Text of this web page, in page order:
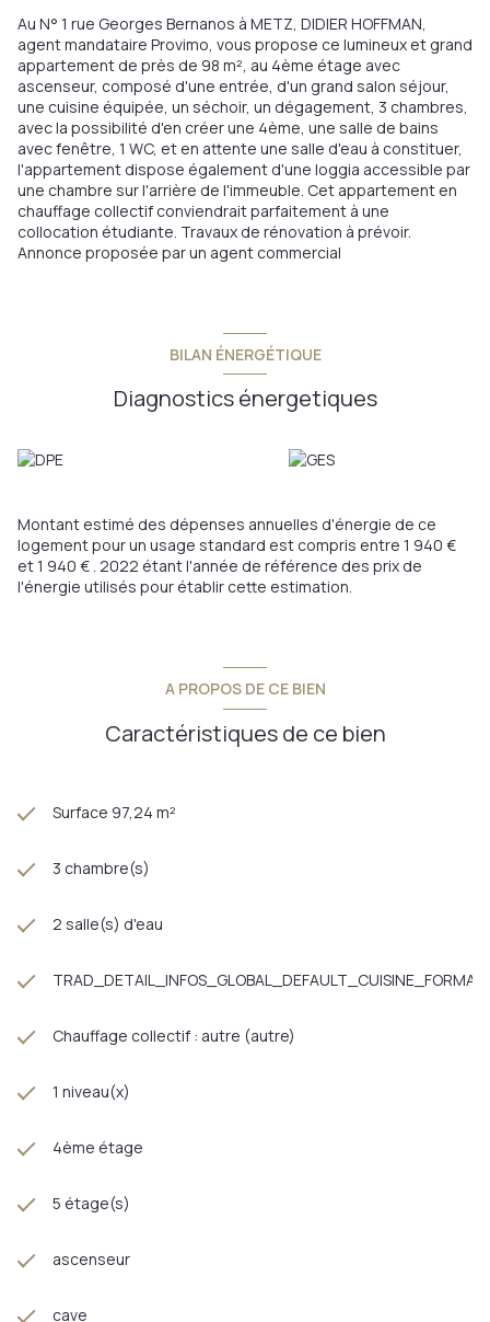
Au N° 1 rue Georges Bernanos à METZ, DIDIER HOFFMAN,
agent mandataire Provimo, vous propose ce lumineux et grand
appartement de près de 98 m², au 4ème étage avec
ascenseur, composé d'une entrée, d'un grand salon séjour,
une cuisine équipée, un séchoir, un dégagement, 3 chambres,
avec la possibilité d'en créer une 4ème, une salle de bains
avec fenêtre, 1 WC, et en attente une salle d'eau à constituer,
l'appartement dispose également d'une loggia accessible par
une chambre sur l'arrière de l'immeuble. Cet appartement en
chauffage collectif conviendrait parfaitement à une
collocation étudiante. Travaux de rénovation à prévoir.
Annonce proposée par un agent commercial
BILAN ÉNERGÉTIQUE
Diagnostics énergetiques
Montant estimé des dépenses annuelles d'énergie de ce
logement pour un usage standard est compris entre 1 940 €
et 1 940 € . 2022 étant l'année de référence des prix de
l'énergie utilisés pour établir cette estimation.
A PROPOS DE CE BIEN
Caractéristiques de ce bien
Surface 97,24 m²
3 chambre(s)
2 salle(s) d'eau
Chauffage collectif : autre (autre)
1 niveau(x)
4ème étage
5 étage(s)
ascenseur
cave